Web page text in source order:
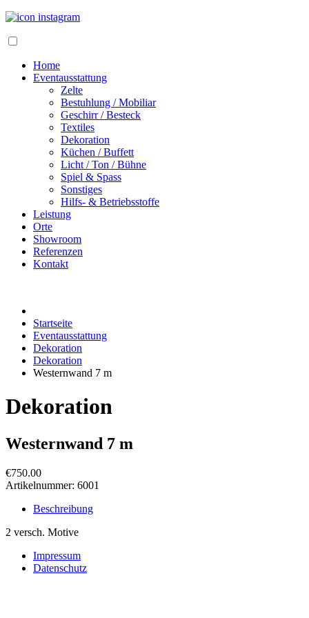
Home
Eventausstattung
Zelte
Bestuhlung / Mobiliar
Geschirr / Besteck
Textiles
Dekoration
Küchen / Buffett
Licht / Ton / Bühne
Spiel & Spass
Sonstiges
Hilfs- & Betriebsstoffe
Leistung
Orte
Showroom
Referenzen
Kontakt
Startseite
Eventausstattung
Dekoration
Dekoration
Westernwand 7 m
Dekoration
Westernwand 7 m
€750.00
Artikelnummer: 6001
Beschreibung
2 versch. Motive
Impressum
Datenschutz